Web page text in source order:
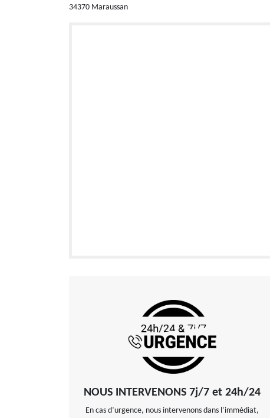
34370 Maraussan
NOUS INTERVENONS 7j/7 et 24h/24
En cas d’urgence, nous intervenons dans l’immédiat,